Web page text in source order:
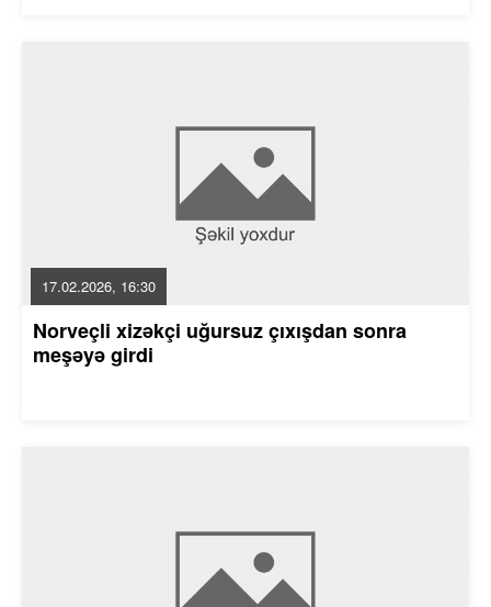
17.02.2026, 16:30
Norveçli xizəkçi uğursuz çıxışdan sonra
meşəyə girdi